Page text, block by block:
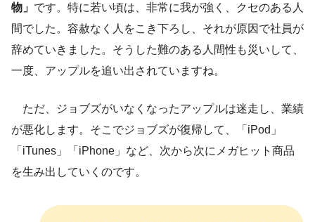
物」 です。特に若い頃は、非常に我が強く、クセのある人
間でした。容赦なく人をこき下ろし、それが原因で社員が
辞めていきました。そうした難のある人間性も災いして、
一度、アップルを追い出されていますね。
ただ、ジョブズがいなくなったアップルは迷走し、業績
が悪化します。そこでジョブズが復帰して、「iPod」
「iTunes」「iPhone」など、次から次にメガヒット商品
を生み出していくのです。